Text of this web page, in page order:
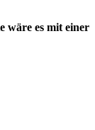
wäre es mit einer